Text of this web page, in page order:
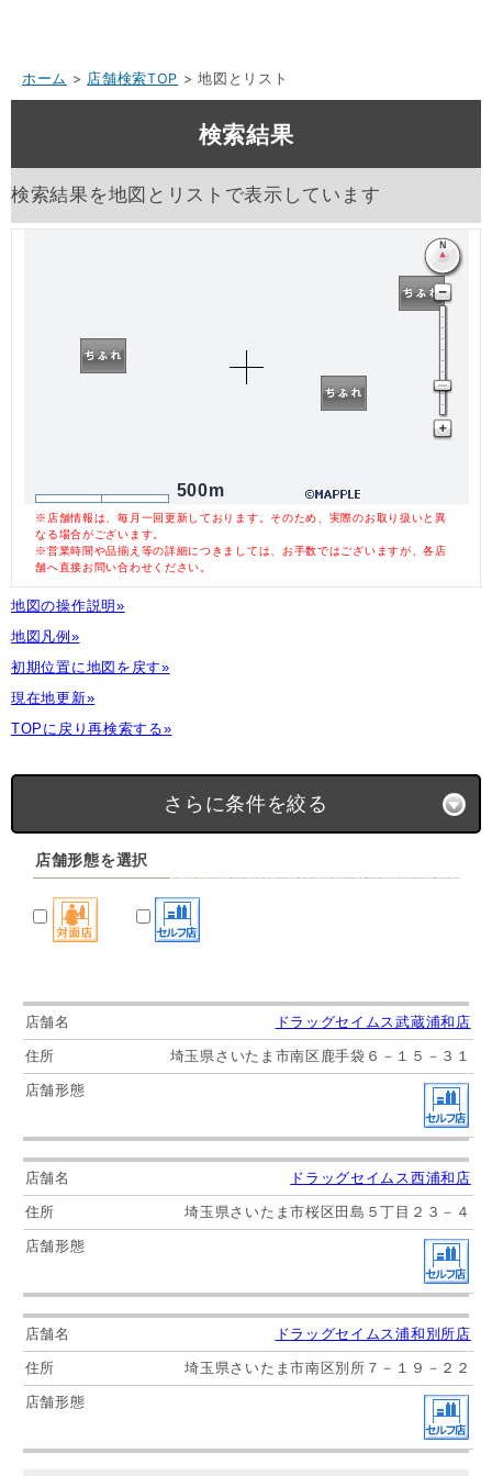
ホーム > 店舗検索TOP > 地図とリスト
検索結果
検索結果を地図とリストで表示しています
500m
※店舗情報は、毎月一回更新しております。そのため、実際のお取り扱いと異
なる場合がございます。
※営業時間や品揃え等の詳細につきましては、お手数ではございますが、各店
舗へ直接お問い合わせください。
地図の操作説明»
地図凡例»
初期位置に地図を戻す»
現在地更新»
TOPに戻り再検索する»
さらに条件を絞る
店舗形態を選択
ドラッグセイムス武蔵浦和店
埼玉県さいたま市南区鹿手袋６－１５－３１
ドラッグセイムス西浦和店
埼玉県さいたま市桜区田島５丁目２３－４
ドラッグセイムス浦和別所店
埼玉県さいたま市南区別所７－１９－２２